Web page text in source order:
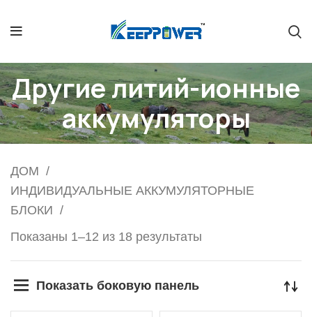
Другие литий-ионные
аккумуляторы
ДОМ
ИНДИВИДУАЛЬНЫЕ АККУМУЛЯТОРНЫЕ
БЛОКИ
Показаны 1–12 из 18 результаты
Показать боковую панель